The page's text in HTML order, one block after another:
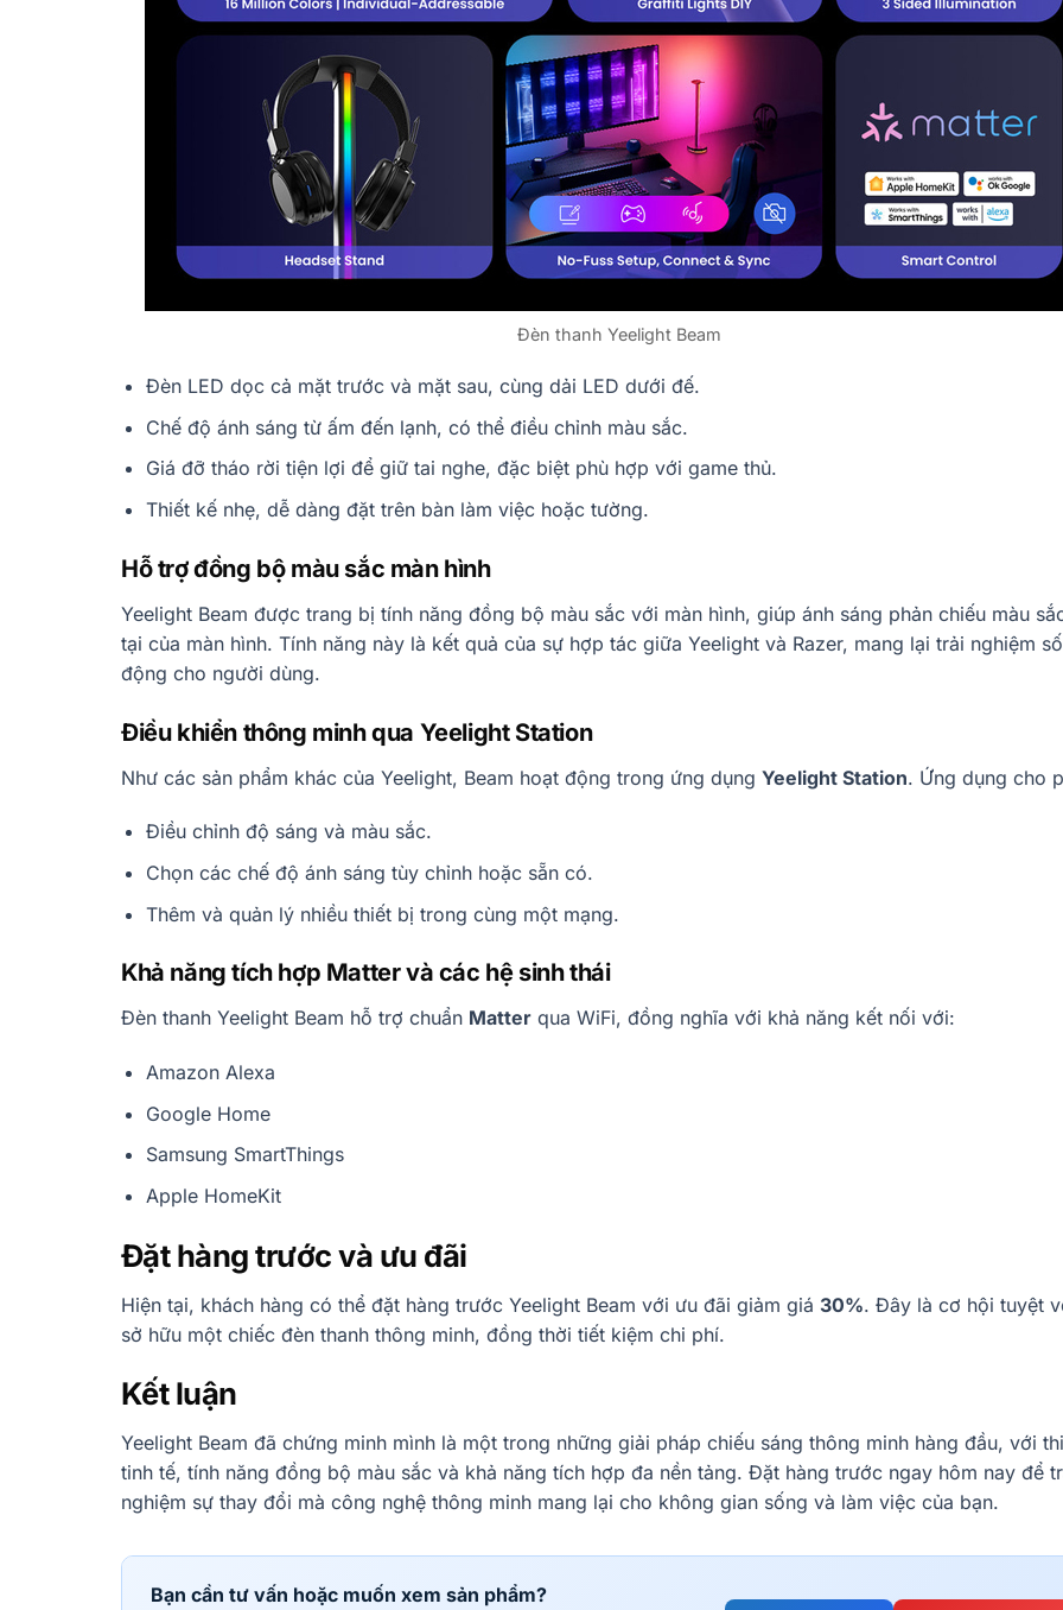
Đèn thanh Yeelight Beam
Đèn LED dọc cả mặt trước và mặt sau, cùng dải LED dưới đế.
Chế độ ánh sáng từ ấm đến lạnh, có thể điều chỉnh màu sắc.
Giá đỡ tháo rời tiện lợi để giữ tai nghe, đặc biệt phù hợp với game thủ.
Thiết kế nhẹ, dễ dàng đặt trên bàn làm việc hoặc tường.
Hỗ trợ đồng bộ màu sắc màn hình
Yeelight Beam được trang bị tính năng đồng bộ màu sắc với màn hình, giúp ánh sáng phản chiếu màu
tại của màn hình. Tính năng này là kết quả của sự hợp tác giữa Yeelight và Razer, mang lại trải nghiệm
động cho người dùng.
Điều khiển thông minh qua Yeelight Station
Như các sản phẩm khác của Yeelight, Beam hoạt động trong ứng dụng Yeelight Station. Ứng dụng cho
Điều chỉnh độ sáng và màu sắc.
Chọn các chế độ ánh sáng tùy chỉnh hoặc sẵn có.
Thêm và quản lý nhiều thiết bị trong cùng một mạng.
Khả năng tích hợp Matter và các hệ sinh thái
Đèn thanh Yeelight Beam hỗ trợ chuẩn Matter qua WiFi, đồng nghĩa với khả năng kết nối với:
Amazon Alexa
Google Home
Samsung SmartThings
Apple HomeKit
Đặt hàng trước và ưu đãi
Hiện tại, khách hàng có thể đặt hàng trước Yeelight Beam với ưu đãi giảm giá 30%. Đây là cơ hội tuyệt
sở hữu một chiếc đèn thanh thông minh, đồng thời tiết kiệm chi phí.
Kết luận
Yeelight Beam đã chứng minh mình là một trong những giải pháp chiếu sáng thông minh hàng đầu, với
tinh tế, tính năng đồng bộ màu sắc và khả năng tích hợp đa nền tảng. Đặt hàng trước ngay hôm nay để
nghiệm sự thay đổi mà công nghệ thông minh mang lại cho không gian sống và làm việc của bạn.
Bạn cần tư vấn hoặc muốn xem sản phẩm?